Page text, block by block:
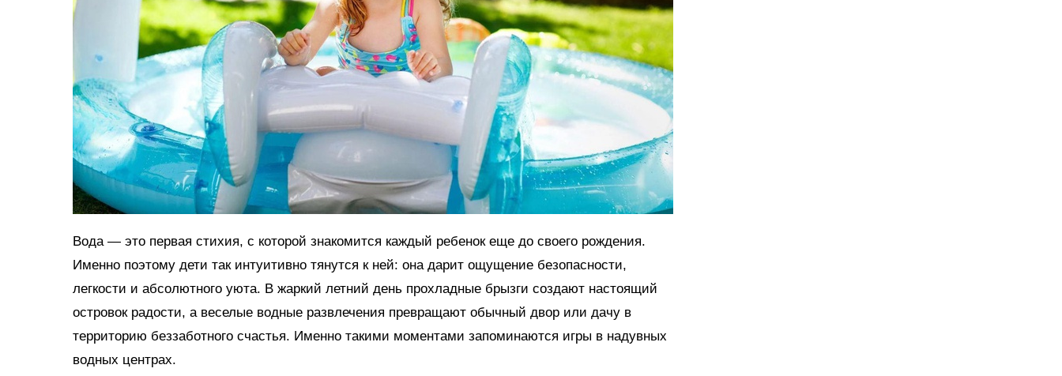
Вода — это первая стихия, с которой знакомится каждый ребенок еще до своего рождения.
Именно поэтому дети так интуитивно тянутся к ней: она дарит ощущение безопасности,
легкости и абсолютного уюта. В жаркий летний день прохладные брызги создают настоящий
островок радости, а веселые водные развлечения превращают обычный двор или дачу в
территорию беззаботного счастья. Именно такими моментами запоминаются игры в надувных
водных центрах.